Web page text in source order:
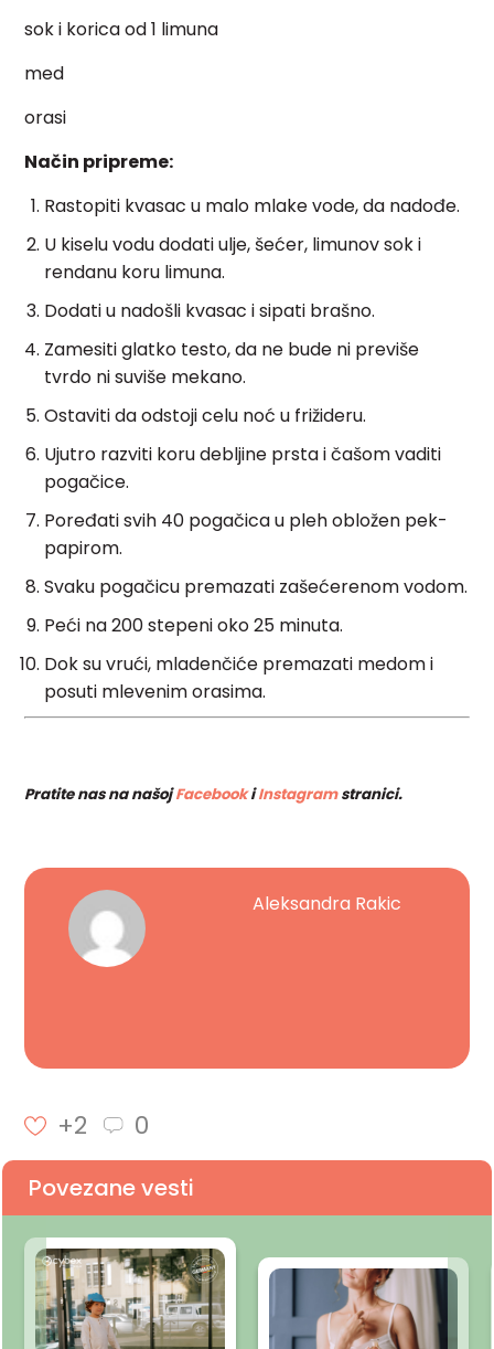
sok i korica od 1 limuna
med
orasi
Način pripreme:
Rastopiti kvasac u malo mlake vode, da nadođe.
U kiselu vodu dodati ulje, šećer, limunov sok i
rendanu koru limuna.
Dodati u nadošli kvasac i sipati brašno.
Zamesiti glatko testo, da ne bude ni previše
tvrdo ni suviše mekano.
Ostaviti da odstoji celu noć u frižideru.
Ujutro razviti koru debljine prsta i čašom vaditi
pogačice.
Poređati svih 40 pogačica u pleh obložen pek-
papirom.
Svaku pogačicu premazati zašećerenom vodom.
Peći na 200 stepeni oko 25 minuta.
Dok su vrući, mladenčiće premazati medom i
posuti mlevenim orasima.
Pratite nas na našojFacebookiInstagramstranici.
Aleksandra Rakic
+2 0
Povezane vesti